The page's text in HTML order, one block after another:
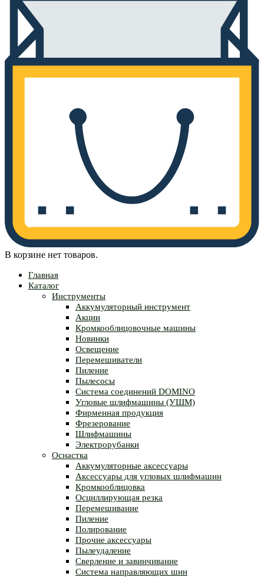
В корзине нет товаров.
Главная
Каталог
Инструменты
Аккумуляторный инструмент
Акции
Кромкооблицовочные машины
Новинки
Освещение
Перемешиватели
Пиление
Пылесосы
Система соединений DOMINO
Угловые шлифмашины (УШМ)
Фирменная продукция
Фрезерование
Шлифмашины
Электрорубанки
Оснастка
Аккумуляторные аксессуары
Аксессуары для угловых шлифмашин
Кромкооблицовка
Осциллирующая резка
Перемешивание
Пиление
Полирование
Прочие аксессуары
Пылеудаление
Сверление и завинчивание
Система направляющих шин